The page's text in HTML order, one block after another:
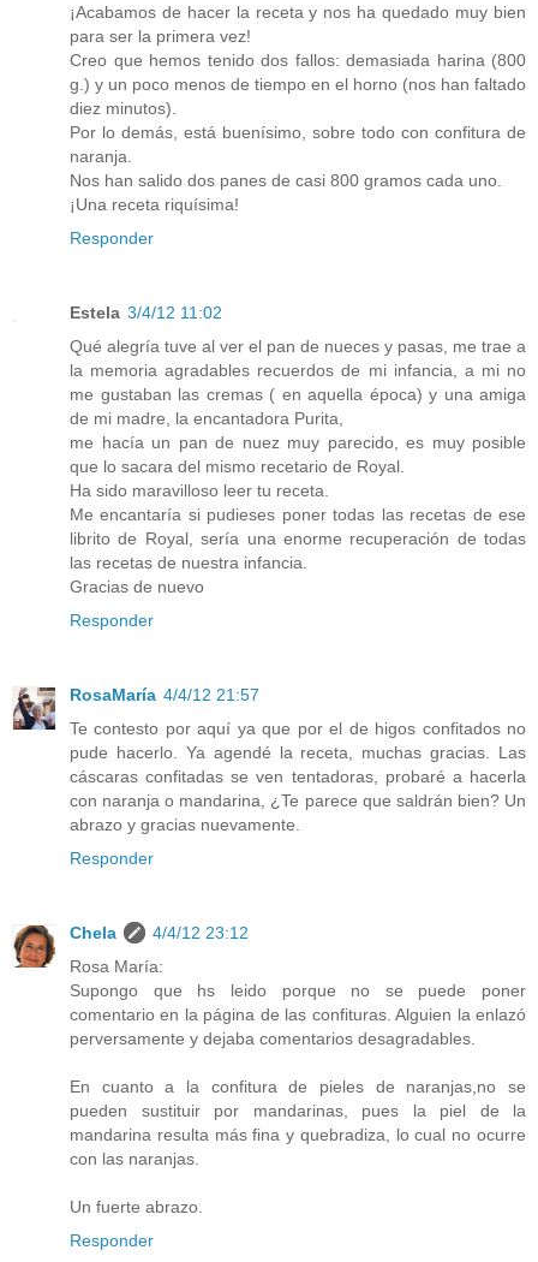
¡Acabamos de hacer la receta y nos ha quedado muy bien
para ser la primera vez!
Creo que hemos tenido dos fallos: demasiada harina (800
g.) y un poco menos de tiempo en el horno (nos han faltado
diez minutos).
Por lo demás, está buenísimo, sobre todo con confitura de
naranja.
Nos han salido dos panes de casi 800 gramos cada uno.
¡Una receta riquísima!
Responder
Estela 3/4/12 11:02
Qué alegría tuve al ver el pan de nueces y pasas, me trae a
la memoria agradables recuerdos de mi infancia, a mi no
me gustaban las cremas ( en aquella época) y una amiga
de mi madre, la encantadora Purita,
me hacía un pan de nuez muy parecido, es muy posible
que lo sacara del mismo recetario de Royal.
Ha sido maravilloso leer tu receta.
Me encantaría si pudieses poner todas las recetas de ese
librito de Royal, sería una enorme recuperación de todas
las recetas de nuestra infancia.
Gracias de nuevo
Responder
RosaMaría 4/4/12 21:57
Te contesto por aquí ya que por el de higos confitados no
pude hacerlo. Ya agendé la receta, muchas gracias. Las
cáscaras confitadas se ven tentadoras, probaré a hacerla
con naranja o mandarina, ¿Te parece que saldrán bien? Un
abrazo y gracias nuevamente.
Responder
Chela
4/4/12 23:12
Rosa María:
Supongo que hs leido porque no se puede poner
comentario en la página de las confituras. Alguien la enlazó
perversamente y dejaba comentarios desagradables.
En cuanto a la confitura de pieles de naranjas,no se
pueden sustituir por mandarinas, pues la piel de la
mandarina resulta más fina y quebradiza, lo cual no ocurre
con las naranjas.
Un fuerte abrazo.
Responder